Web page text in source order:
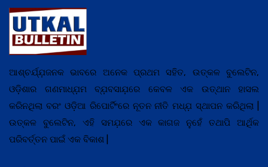
ଆଶ୍ଚର୍ଯ୍ଯ଼ଜନକ ଭାବରେ ଅନେକ ପ୍ରଥମ ସହିତ, ଉତ୍କଳ ବୁଲେଟିନ,
ଓଡ଼ିଶାର ଗଣମାଧ୍ଯ଼ମ ବ୍ଯ଼ବସାଯ଼ରେ କେବଳ ଏକ ଉତ୍ଥାନ ହାସଲ
କରିନଥିଲା ବରଂ ଓଡ଼ିଆ ରିପୋର୍ଟିଂରେ ନୂତନ ନୀତି ମଧ୍ଯ଼ ସ୍ଥାପନ କରିଥିଲା |
ଉତ୍କଳ ବୁଲେଟିନ, ଏହି ସମଯ଼ରେ ଏକ କାଗଜ ନୁହେଁ ତଥାପି ଆର୍ଥିକ
ପରିବର୍ତ୍ତନ ପାଇଁ ଏକ ବିକାଶ |